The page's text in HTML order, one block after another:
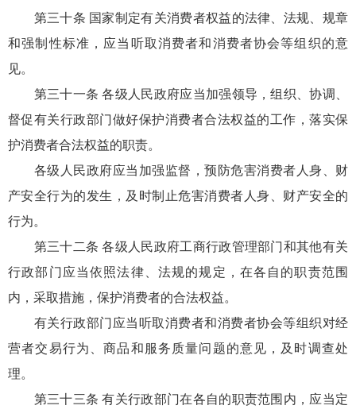
第三十条 国家制定有关消费者权益的法律、法规、规章
和强制性标准，应当听取消费者和消费者协会等组织的意
见。
第三十一条 各级人民政府应当加强领导，组织、协调、
督促有关行政部门做好保护消费者合法权益的工作，落实保
护消费者合法权益的职责。
各级人民政府应当加强监督，预防危害消费者人身、财
产安全行为的发生，及时制止危害消费者人身、财产安全的
行为。
第三十二条 各级人民政府工商行政管理部门和其他有关
行政部门应当依照法律、法规的规定，在各自的职责范围
内，采取措施，保护消费者的合法权益。
有关行政部门应当听取消费者和消费者协会等组织对经
营者交易行为、商品和服务质量问题的意见，及时调查处
理。
第三十三条 有关行政部门在各自的职责范围内，应当定